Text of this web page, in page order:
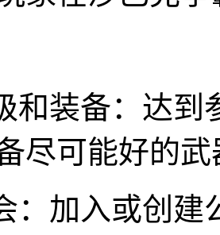
和装备：达
尽可能好的
：加入或创建